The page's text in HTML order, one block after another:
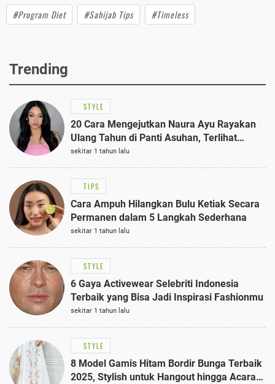
#Program Diet #Sahijab Tips #Timeless
Trending
STYLE
20 Cara Mengejutkan Naura Ayu Rayakan
Ulang Tahun di Panti Asuhan, Terlihat
Anggun dengan Kaftan Cokelat
sekitar 1 tahun lalu
TIPS
Cara Ampuh Hilangkan Bulu Ketiak Secara
Permanen dalam 5 Langkah Sederhana
sekitar 1 tahun lalu
STYLE
6 Gaya Activewear Selebriti Indonesia
Terbaik yang Bisa Jadi Inspirasi Fashionmu
sekitar 1 tahun lalu
STYLE
8 Model Gamis Hitam Bordir Bunga Terbaik
2025, Stylish untuk Hangout hingga Acara